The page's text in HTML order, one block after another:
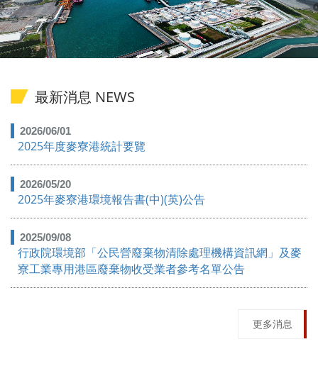
最新消息 NEWS
2026/06/01
2025年度麥寮港統計要覽
2026/05/20
2025年麥寮港環境報告書(中)(英)公告
2025/09/08
行政院環境部「公民營廢棄物清除處理機構資訊網」及麥
寮工業專用港區廢棄物收受業者參考名單公告
更多消息